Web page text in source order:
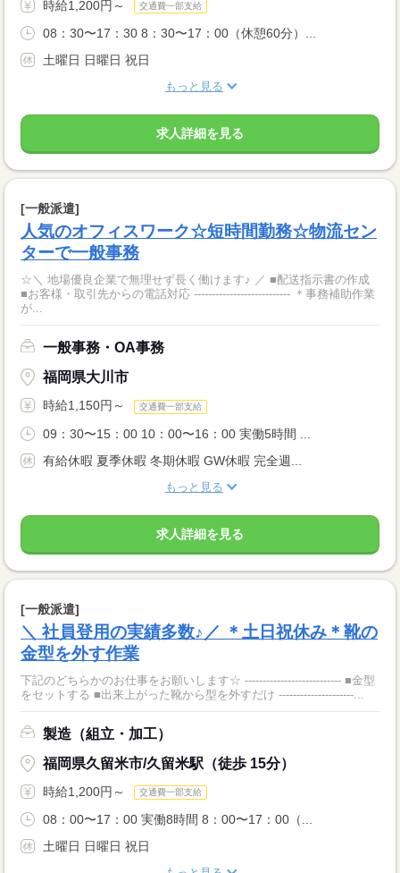
時給1,200円～ 交通費一部支給
08：30〜17：30 8：30〜17：00（休憩60分）...
土曜日 日曜日 祝日
もっと見る
求人詳細を見る
[一般派遣]
人気のオフィスワーク☆短時間勤務☆物流セン
ターで一般事務
☆＼ 地場優良企業で無理せず長く働けます♪ ／ ■配送指示書の作成
■お客様・取引先からの電話対応 --------------------------- ＊事務補助作業
が...
一般事務・OA事務
福岡県大川市
時給1,150円～ 交通費一部支給
09：30〜15：00 10：00〜16：00 実働5時間 ...
有給休暇 夏季休暇 冬期休暇 GW休暇 完全週...
もっと見る
求人詳細を見る
[一般派遣]
＼ 社員登用の実績多数♪／ ＊土日祝休み＊靴の
金型を外す作業
下記のどちらかのお仕事をお願いします☆ --------------------------- ■金型
をセットする ■出来上がった靴から型を外すだけ ---------------------...
製造（組立・加工）
福岡県久留米市/久留米駅（徒歩 15分）
時給1,200円～ 交通費一部支給
08：00〜17：00 実働8時間 8：00〜17：00（...
土曜日 日曜日 祝日